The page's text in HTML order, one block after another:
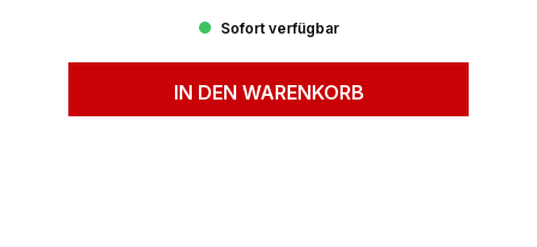
Sofort verfügbar
IN DEN WARENKORB